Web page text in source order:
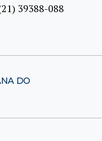
39388-088
DO